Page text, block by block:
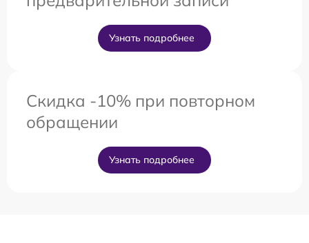
Узнать подробнее
Скидка -10% при повторном
обращении
Узнать подробнее